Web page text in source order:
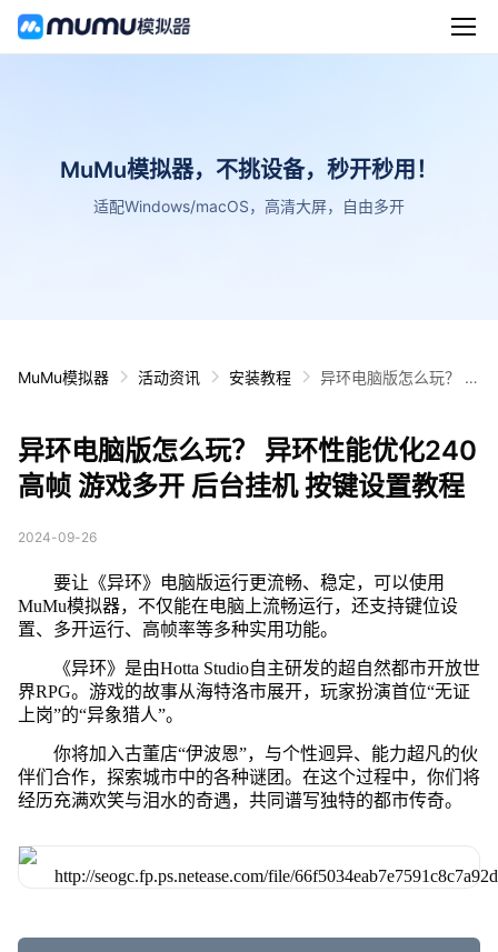
MuMu模拟器，不挑设备，秒开秒用！
适配Windows/macOS，高清大屏，自由多开
MuMu模拟器 活动资讯 安装教程
异环电脑版怎么玩？ 异
设置教程
异环电脑版怎么玩？ 异环性能优化240
高帧 游戏多开 后台挂机 按键设置教程
2024-09-26
要让《异环》电脑版运行更流畅、稳定，可以使用
MuMu模拟器，不仅能在电脑上流畅运行，还支持键位设
置、多开运行、高帧率等多种实用功能。
《异环》是由Hotta Studio自主研发的超自然都市开放世
界RPG。游戏的故事从海特洛市展开，玩家扮演首位“无证
上岗”的“异象猎人”。
你将加入古董店“伊波恩”，与个性迥异、能力超凡的伙
伴们合作，探索城市中的各种谜团。在这个过程中，你们将
经历充满欢笑与泪水的奇遇，共同谱写独特的都市传奇。